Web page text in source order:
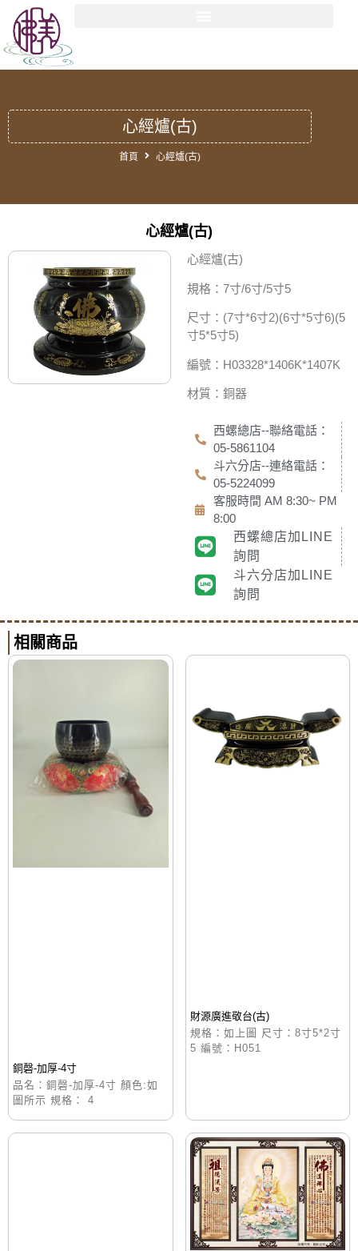
心經爐(古)
首頁 心經爐(古)
心經爐(古)
心經爐(古)
規格：7寸/6寸/5寸5
尺寸：(7寸*6寸2)(6寸*5寸6)(5
寸5*5寸5)
編號：H03328*1406K*1407K
材質：銅器
西螺總店--聯絡電話：
05-5861104
斗六分店--連絡電話：
05-5224099
客服時間 AM 8:30~ PM
8:00
西螺總店加LINE
詢問
斗六分店加LINE
詢問
相關商品
銅磬-加厚-4寸
品名：銅磬-加厚-4寸 顏色:如
圖所示 規格： 4
財源廣進敬台(古)
規格：如上圖 尺寸：8寸5*2寸
5 編號：H051